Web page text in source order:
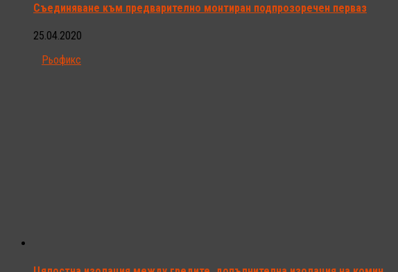
Съединяване към предварително монтиран подпрозоречен перваз
25.04.2020
Рьофикс